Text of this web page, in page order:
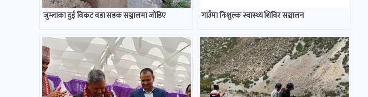
जुम्लाका दुई विकट वडा सडक सञ्जालमा जोडिए गाउँमा निःशुल्क स्वास्थ्य शिविर सञ्चालन